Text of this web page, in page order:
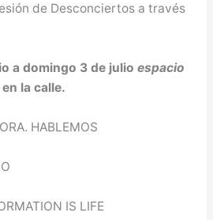
de Desconciertos a través
a domingo 3 de julio espacio
en la calle.
HABLEMOS
IS LIFE